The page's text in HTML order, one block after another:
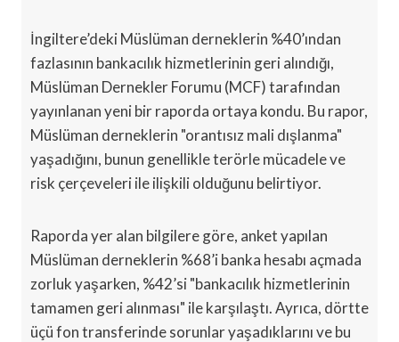
İngiltere’deki Müslüman derneklerin %40’ından
fazlasının bankacılık hizmetlerinin geri alındığı,
Müslüman Dernekler Forumu (MCF) tarafından
yayınlanan yeni bir raporda ortaya kondu. Bu rapor,
Müslüman derneklerin "orantısız mali dışlanma"
yaşadığını, bunun genellikle terörle mücadele ve
risk çerçeveleri ile ilişkili olduğunu belirtiyor.
Raporda yer alan bilgilere göre, anket yapılan
Müslüman derneklerin %68’i banka hesabı açmada
zorluk yaşarken, %42’si "bankacılık hizmetlerinin
tamamen geri alınması" ile karşılaştı. Ayrıca, dörtte
üçü fon transferinde sorunlar yaşadıklarını ve bu